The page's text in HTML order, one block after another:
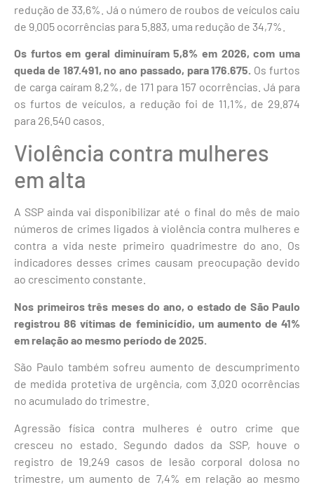
redução de 33,6%. Já o número de roubos de veículos caiu
de 9.005 ocorrências para 5.883, uma redução de 34,7%.
Os furtos em geral diminuíram 5,8% em 2026, com uma
queda de 187.491, no ano passado, para 176.675. Os furtos
de carga caíram 8,2%, de 171 para 157 ocorrências. Já para
os furtos de veículos, a redução foi de 11,1%, de 29.874
para 26.540 casos.
Violência contra mulheres
em alta
A SSP ainda vai disponibilizar até o final do mês de maio
números de crimes ligados à violência contra mulheres e
contra a vida neste primeiro quadrimestre do ano. Os
indicadores desses crimes causam preocupação devido
ao crescimento constante.
Nos primeiros três meses do ano, o estado de São Paulo
registrou 86 vítimas de feminicídio, um aumento de 41%
em relação ao mesmo período de 2025.
São Paulo também sofreu aumento de descumprimento
de medida protetiva de urgência, com 3.020 ocorrências
no acumulado do trimestre.
Agressão física contra mulheres é outro crime que
cresceu no estado. Segundo dados da SSP, houve o
registro de 19.249 casos de lesão corporal dolosa no
trimestre, um aumento de 7,4% em relação ao mesmo